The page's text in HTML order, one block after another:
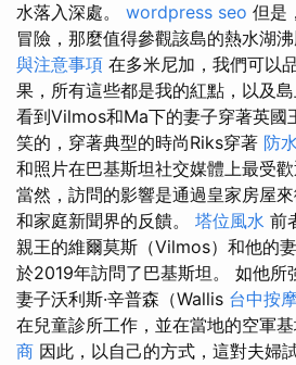
水落入深處。 wordpress seo 但是
冒險，那麼值得參觀該島的熱水湖沸
與注意事項 在多米尼加，我們可以
果，所有這些都是我的紅點，以及島
看到Vilmos和Ma下的妻子穿著英國
笑的，穿著典型的時尚Riks穿著 防
和照片在巴基斯坦社交媒體上最受歡
當然，訪問的影響是通過皇家房屋
和家庭新聞界的反饋。 塔位風水 前
親王的維爾莫斯（Vilmos）和他的
於2019年訪問了巴基斯坦。 如他所
妻子沃利斯·辛普森（Wallis 台中按
在兒童診所工作，並在當地的空軍基
商 因此，以自己的方式，這對夫婦